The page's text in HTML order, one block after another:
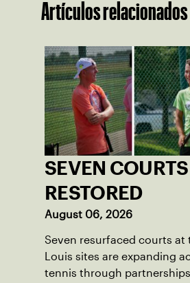
Artículos relacionados
SEVEN COURTS
RESTORED
August 06, 2026
Seven resurfaced courts at
Louis sites are expanding
tennis through